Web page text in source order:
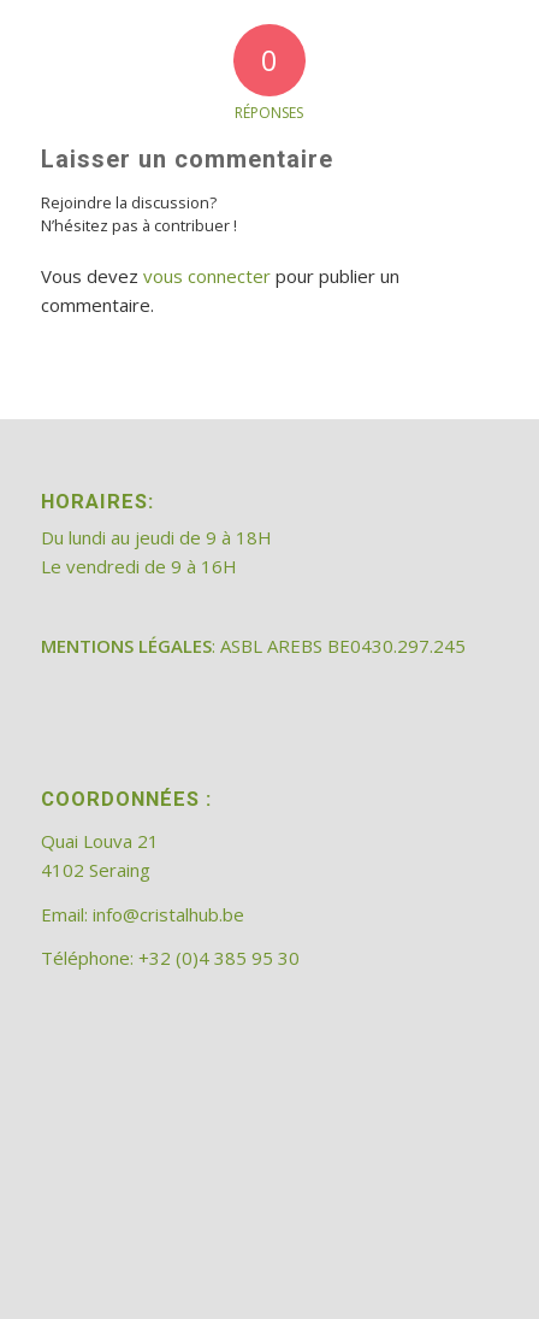
0
RÉPONSES
Laisser un commentaire
Rejoindre la discussion?
N’hésitez pas à contribuer !
Vous devez vous connecterpour publier un
commentaire.
HORAIRES:
Du lundi au jeudi de 9 à 18H
Le vendredi de 9 à 16H
MENTIONS LÉGALES: ASBL AREBS BE0430.297.245
COORDONNÉES :
Quai Louva 21
4102 Seraing
Email: info@cristalhub.be
Téléphone: +32 (0)4 385 95 30